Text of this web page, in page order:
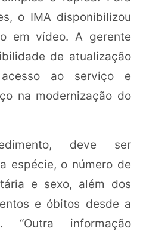
o IMA disponibilizou
em vídeo. A gerente
de atualização
ao serviço e
na modernização do
deve ser
espécie, o número de
e sexo, além dos
e óbitos desde a
“Outra informação